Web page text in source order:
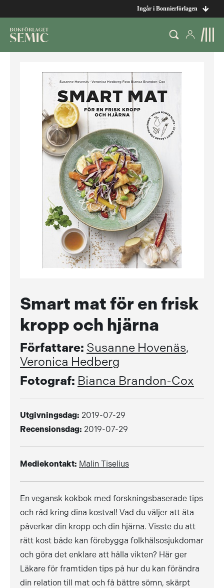
Ingår i Bonnierförlagen
Smart mat för en frisk
kropp och hjärna
Författare: Susanne Hovenäs,
Veronica Hedberg
Fotograf: Bianca Brandon-Cox
Utgivningsdag: 2019-07-29
Recensionsdag: 2019-07-29
Mediekontakt: Malin Tiselius
En vegansk kokbok med forskningsbaserade tips
och råd kring dina kostval! Vad du väljer att äta
påverkar din kropp och din hjärna. Visste du att
rätt kost både kan förebygga folkhälsosjukdomar
och göra det enklare att hålla vikten? Här ger
Läkare för framtiden tips på hur du kan förändra
din relation till mat och få bättre sömn, skärpt